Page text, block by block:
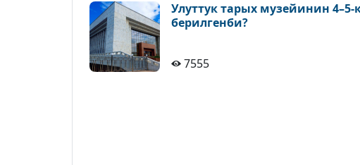
Улуттук тарых музейинин
берилгенби?
7555